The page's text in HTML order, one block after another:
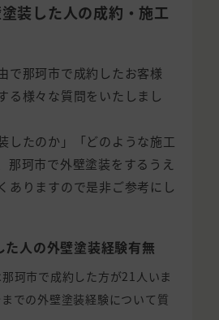
装した人の成約・施工
で那珂市で成約したお客様
る様々な質問をいたしまし
したのか」「どのような施工
那珂市で外壁塗装をするうえ
ありますので是非ご参考にし
た人の外壁塗装経験有無
珂市で成約した方が21人いま
での外壁塗装経験について質